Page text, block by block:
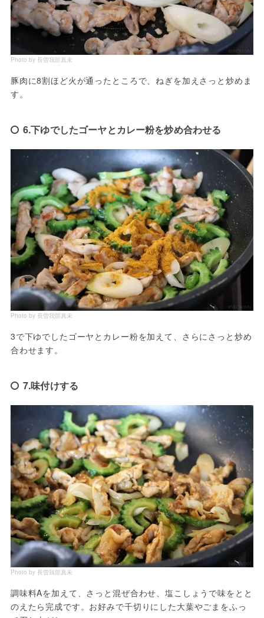
Photo by 長曽我部真未
豚肉に8割ほど火が通ったところで、ねぎを加えさっと炒めま
す。
6.下ゆでしたゴーヤとカレー粉を炒め合わせる
Photo by 長曽我部真未
3で下ゆでしたゴーヤとカレー粉を加えて、さらにさっと炒め
合わせます。
7.味付けする
Photo by 長曽我部真未
調味料Aを加えて、さっと混ぜ合わせ、塩こしょうで味をとと
のえたら完成です。お好みで千切りにした大葉やごまをふっ